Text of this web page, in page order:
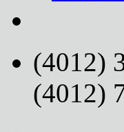
(4012)
(4012)